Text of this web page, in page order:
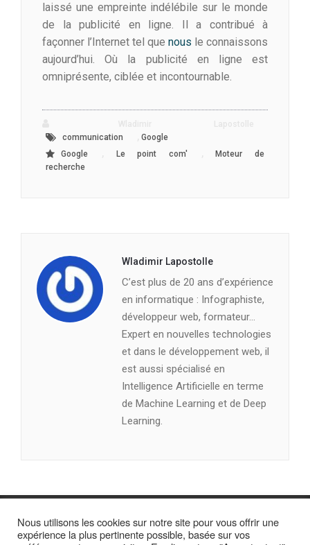
laissé une empreinte indélébile sur le monde
de la publicité en ligne. Il a contribué à
façonner l’Internet tel que nous le connaissons
aujourd’hui. Où la publicité en ligne est
omniprésente, ciblée et incontournable.
communication
Google
Google
Le point com' ,Moteur de
recherche
Wladimir Lapostolle
C’est plus de 20 ans d’expérience
en informatique : Infographiste,
développeur web, formateur…
Expert en nouvelles technologies
et dans le développement web, il
est aussi spécialisé en
Intelligence Artificielle en terme
de Machine Learning et de Deep
Learning.
Nous utilisons les cookies sur notre site pour vous offrir une
expérience la plus pertinente possible, basée sur vos